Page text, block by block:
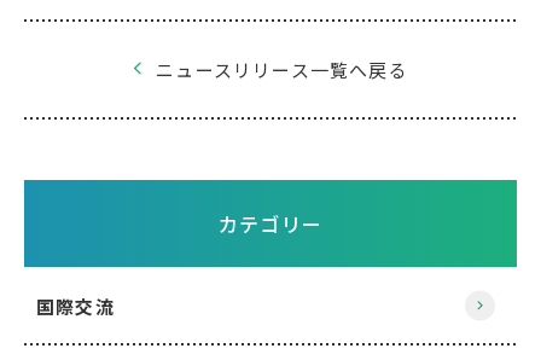
ニュースリリース一覧へ戻る
カテゴリー
国際交流